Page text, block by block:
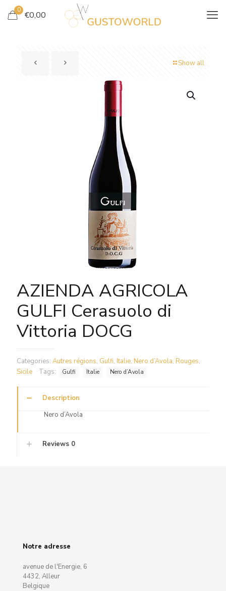
0 €0,00
Show all
AZIENDA AGRICOLA
GULFI Cerasuolo di
Vittoria DOCG
Categories: Autres régions, Gulfi, Italie, Nero d’Avola, Rouges,
Sicile
Tags: Gulfi Italie Nero d’Avola
Description
Nero d’Avola
Reviews 0
Notre adresse
avenue de l'Energie, 6
4432, Alleur
Belgique